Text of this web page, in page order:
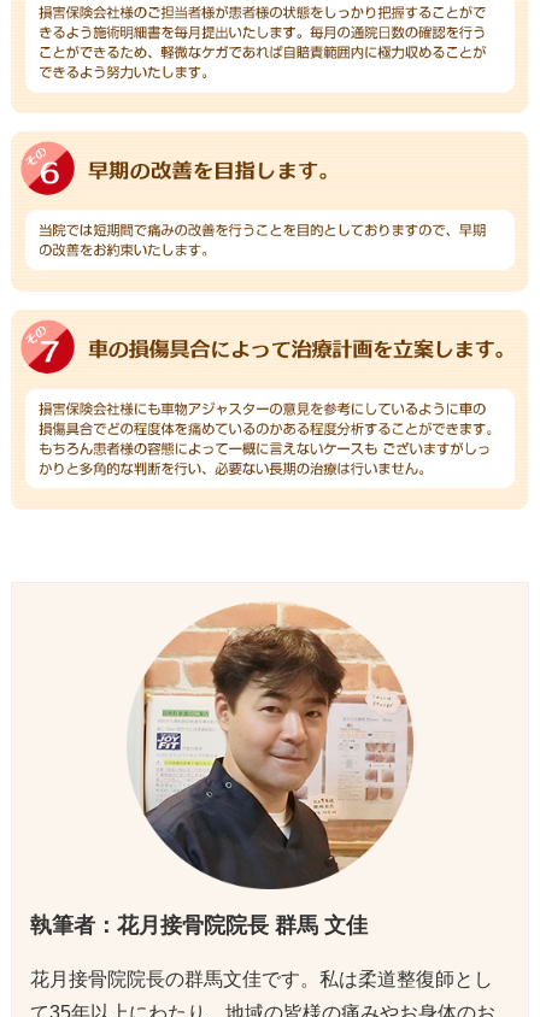
執筆者：花月接骨院院長 群馬 文佳
花月接骨院院長の群馬文佳です。私は柔道整復師とし